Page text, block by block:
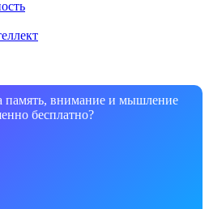
память, внимание и мышление
бесплатно?